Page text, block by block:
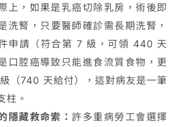
上，如果是乳癌切除乳房，術後即
洗腎，只要醫師確診需長期洗腎，
申請（符合第 7 級，可領 440 天
口腔癌導致只能進食流質食物，更
（740 天給付），這對病友是一筆
柱。
隱藏救命索：許多重病勞工會選擇